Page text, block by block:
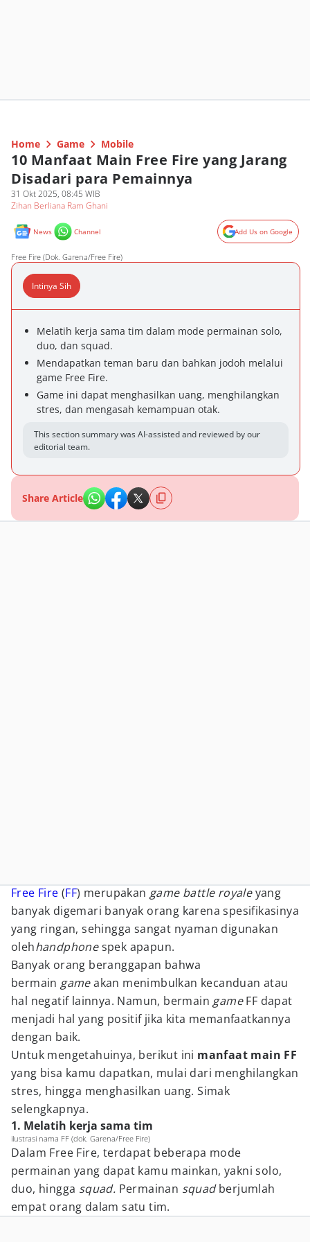
Home Game Mobile
10 Manfaat Main Free Fire yang Jarang
Disadari para Pemainnya
31 Okt 2025, 08:45 WIB
Zihan Berliana Ram Ghani
News Channel Add Us on Google
Free Fire (Dok. Garena/Free Fire)
Intinya Sih
Melatih kerja sama tim dalam mode permainan solo,
duo, dan squad.
Mendapatkan teman baru dan bahkan jodoh melalui
game Free Fire.
Game ini dapat menghasilkan uang, menghilangkan
stres, dan mengasah kemampuan otak.
This section summary was AI-assisted and reviewed by our
editorial team.
Share Article
Free Fire (FF) merupakan game battle royaleyang
banyak digemari banyak orang karena spesifikasinya
yang ringan, sehingga sangat nyaman digunakan
olehhandphonespek apapun.
Banyak orang beranggapan bahwa
bermain gameakan menimbulkan kecanduan atau
hal negatif lainnya. Namun, bermain gameFF dapat
menjadi hal yang positif jika kita memanfaatkannya
dengan baik.
Untuk mengetahuinya, berikut ini manfaat main FF
yang bisa kamu dapatkan, mulai dari menghilangkan
stres, hingga menghasilkan uang. Simak
selengkapnya.
1. Melatih kerja sama tim
ilustrasi nama FF (dok. Garena/Free Fire)
Dalam Free Fire, terdapat beberapa mode
permainan yang dapat kamu mainkan, yakni solo,
duo, hingga squad. Permainan squadberjumlah
empat orang dalam satu tim.